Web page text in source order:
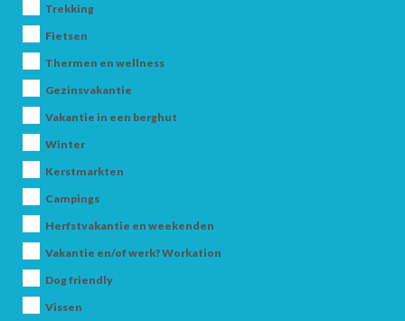
Trekking
Fietsen
Thermen en wellness
Gezinsvakantie
Vakantie in een berghut
Winter
Kerstmarkten
Campings
Herfstvakantie en weekenden
Vakantie en/of werk? Workation
Dog friendly
Vissen